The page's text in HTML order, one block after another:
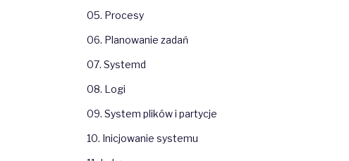
05. Procesy
06. Planowanie zadań
07. Systemd
08. Logi
09. System plików i partycje
10. Inicjowanie systemu